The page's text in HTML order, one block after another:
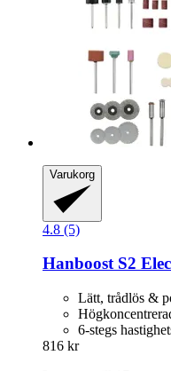
Varukorg
4.8 (5)
HanboostS2
Lätt, trådlös &
6-stegs
816 kr